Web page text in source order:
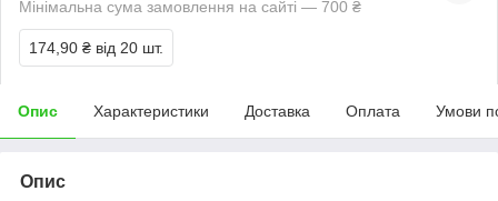
Мінімальна сума замовлення на сайті — 700 ₴
174,90 ₴ від 20 шт.
Опис Характеристики Доставка Оплата Умови
Опис